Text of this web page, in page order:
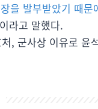
을 발부받았기 때
라고 말했다.
, 군사상 이유로